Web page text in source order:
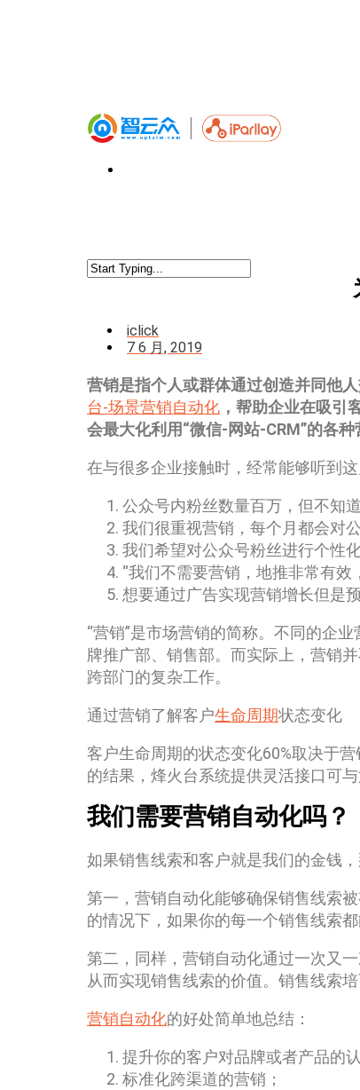
iclick
7 6 月, 2019
营销是指个人或群体通过创造并同他
台-场景营销自动化 ，帮助企业在吸引
会最大化利用“微信-网站-CRM”的各
在与很多企业接触时，经常能够听到这
公众号内粉丝数量百万，但不知
我们很重视营销，每个月都会对
我们希望对公众号粉丝进行个性化
“我们不需要营销，地推非常有效
想要通过广告实现营销增长但是预
“营销”是市场营销的简称。不同的企
牌推广部、销售部。而实际上，营销
跨部门的复杂工作。
通过营销了解客户生命周期状态变化
客户生命周期的状态变化60%取决于
的结果，烽火台系统提供灵活接口可
我们需要营销自动化吗？
如果销售线索和客户就是我们的金钱
第一，营销自动化能够确保销售线索
的情况下，如果你的每一个销售线索
第二，同样，营销自动化通过一次又
从而实现销售线索的价值。销售线索
营销自动化的好处简单地总结：
提升你的客户对品牌或者产品的认
标准化跨渠道的营销；